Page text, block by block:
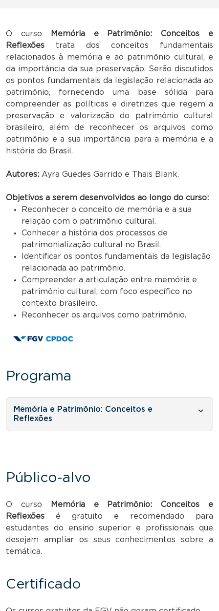
O curso
Memória e Patrimônio: Conceitos e
Reflexões trata dos conceitos fundamentais
relacionados à memória e ao patrimônio cultural, e
da importância da sua preservação. Serão discutidos
os pontos fundamentais da legislação relacionada ao
patrimônio, fornecendo uma base sólida para
compreender as políticas e diretrizes que regem a
preservação e valorização do patrimônio cultural
brasileiro, além de reconhecer os arquivos como
patrimônio e a sua importância para a memória e a
história do Brasil.
Autores: Ayra Guedes Garrido e Thais Blank.
Objetivos a serem desenvolvidos ao longo do curso:
Reconhecer o conceito de memória e a sua
relação com o patrimônio cultural.
Conhecer a história dos processos de
patrimonialização cultural no Brasil.
Identificar os pontos fundamentais da legislação
relacionada ao patrimônio.
Compreender a articulação entre memória e
patrimônio cultural, com foco específico no
contexto brasileiro.
Reconhecer os arquivos como patrimônio.
Programa
Memória e Patrimônio: Conceitos e
Reflexões
Público-alvo
O curso
Memória e Patrimônio: Conceitos e
Reflexões é gratuito e recomendado para
estudantes do ensino superior e profissionais que
desejam ampliar os seus conhecimentos sobre a
temática.
Certificado